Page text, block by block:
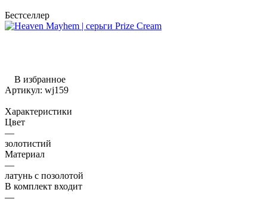
Бестселлер
В избранное
Артикул: wj159
Характеристики
Цвет
—
золотистий
Материал
—
латунь с позолотой
В комплект входит